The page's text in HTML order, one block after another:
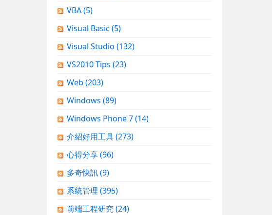
VBA(5)
Visual Basic (5)
Visual Studio (132)
VS2010 Tips (23)
Web (203)
Windows (89)
Windows Phone 7(14)
介紹好用工具(273)
心得分享(96)
多奇快訊(9)
系統管理 (395)
前端工程研究(24)